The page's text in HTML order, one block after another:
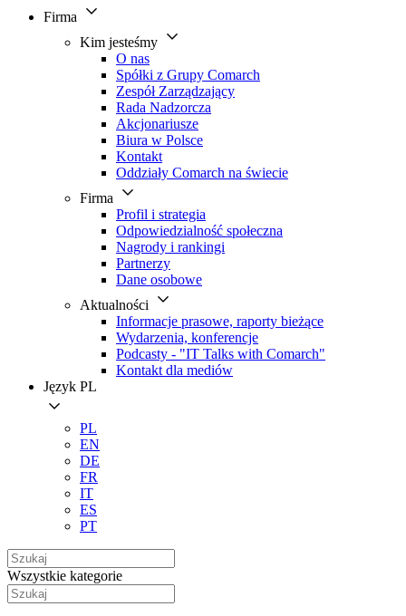
Firma
Kim jesteśmy
O nas
Spółki z Grupy Comarch
Zespół Zarządzający
Rada Nadzorcza
Akcjonariusze
Biura w Polsce
Kontakt
Oddziały Comarch na świecie
Firma
Profil i strategia
Odpowiedzialność społeczna
Nagrody i rankingi
Partnerzy
Dane osobowe
Aktualności
Informacje prasowe, raporty bieżące
Wydarzenia, konferencje
Podcasty - "IT Talks with Comarch"
Kontakt dla mediów
Język PL
PL
EN
DE
FR
IT
ES
PT
Wszystkie kategorie